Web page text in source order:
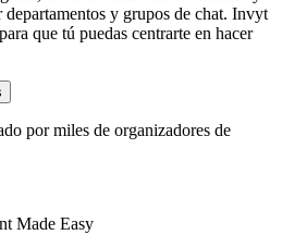
y grupos de chat. Invyt
que tú puedas centrarte en hacer
por miles de organizadores de
Made Easy